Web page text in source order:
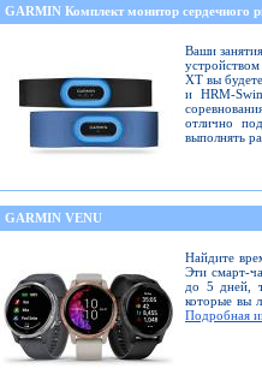
GARMIN Комплект монитор
Ваши
XT вы
и HRM-
отлично
выполнять
GARMIN VENU
Найдите
Эти смарт-
до 5 дней,
которые вы
Подробная